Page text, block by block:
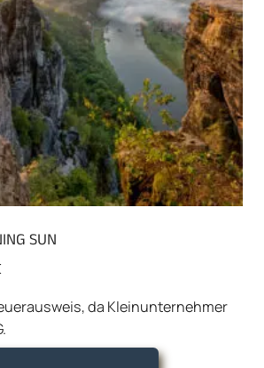
der
Produktseite
gewählt
werden
SUN
da Kleinunternehmer
Dieses